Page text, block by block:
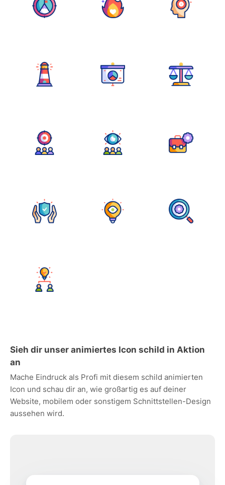
Sieh dir unser animiertes Icon schild in Aktion
an
Mache Eindruck als Profi mit diesem schild animierten
Icon und schau dir an, wie großartig es auf deiner
Website, mobilem oder sonstigem Schnittstellen-Design
aussehen wird.